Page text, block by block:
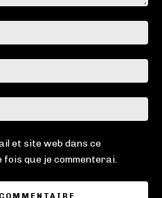
:*
:*
:
et site web dans ce
que je commenterai.